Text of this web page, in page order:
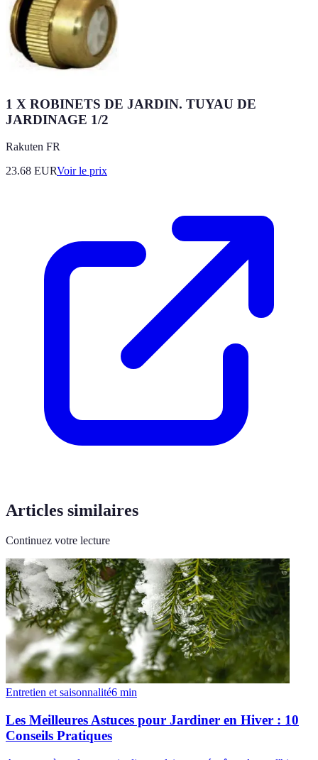
1 X ROBINETS DE JARDIN. TUYAU DE
JARDINAGE 1/2
Rakuten FR
23.68 EURVoir le prix
Articles similaires
Continuez votre lecture
Entretien et saisonnalité6 min
Les Meilleures Astuces pour Jardiner en Hiver : 10
Conseils Pratiques